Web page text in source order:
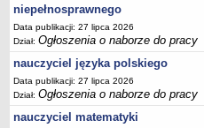
niepełnosprawnego
Data publikacji: 27 lipca 2026
Dział:Ogłoszenia o naborze do pracy
nauczyciel języka polskiego
Data publikacji: 27 lipca 2026
Dział:Ogłoszenia o naborze do pracy
nauczyciel matematyki